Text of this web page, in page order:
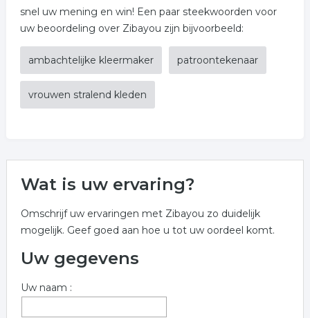
snel uw mening en win! Een paar steekwoorden voor
uw beoordeling over Zibayou zijn bijvoorbeeld:
ambachtelijke kleermaker patroontekenaar
vrouwen stralend kleden
Wat is uw ervaring?
Omschrijf uw ervaringen met Zibayou zo duidelijk
mogelijk. Geef goed aan hoe u tot uw oordeel komt.
Uw gegevens
Uw naam :